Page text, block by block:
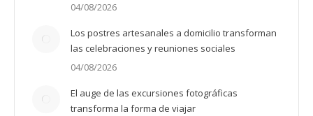
04/08/2026
Los postres artesanales a domicilio transforman
las celebraciones y reuniones sociales
04/08/2026
El auge de las excursiones fotográficas
transforma la forma de viajar